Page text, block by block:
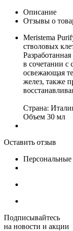
Описание
Отзывы о
Meristema
стволовых
в сочетании с
освежающая
желез, также
Страна:
Объем 30 мл
Оставить отзыв
Подписывайтесь
на новости и акции